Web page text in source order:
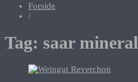
Forside
/
Tag: saar mineral